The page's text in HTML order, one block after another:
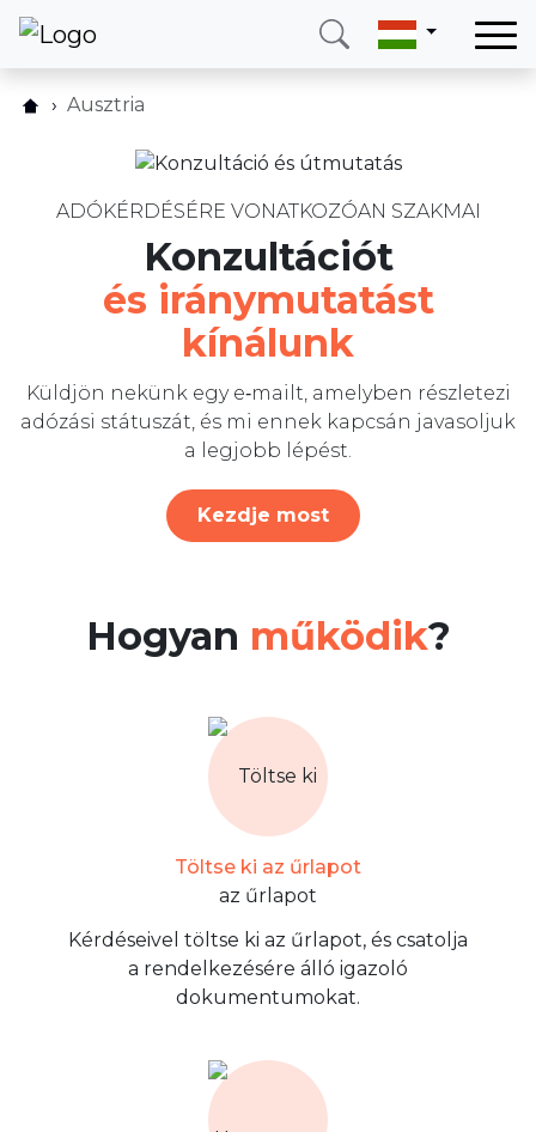
Rólunk
Kapcsolat
Hívjon Bejelentkezés
(+420) 234 261 904
info@neotax.eu
Hogyan működik?
GYIK
Ausztria
ADÓKÉRDÉSÉRE VONATKOZÓAN SZAKMAI
Konzultációt
és iránymutatást
kínálunk
Küldjön nekünk egy e‑mailt, amelyben részletezi
adózási státuszát, és mi ennek kapcsán javasoljuk
a legjobb lépést.
Kezdje most
Hogyan működik?
Töltse ki az űrlapot
Kérdéseivel töltse ki az űrlapot, és csatolja
a rendelkezésére álló igazoló
dokumentumokat.